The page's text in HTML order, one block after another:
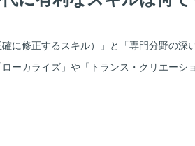
に修正するスキル）」と「専門分野の深
カライズ」や「トランス・クリエーシ